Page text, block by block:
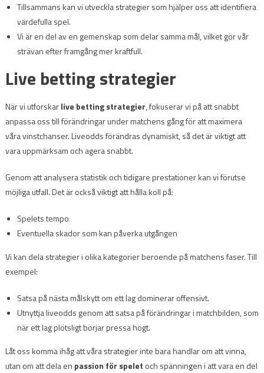
Tillsammans kan vi utveckla strategier som hjälper oss att identifiera
värdefulla spel.
Vi är en del av en gemenskap som delar samma mål, vilket gör vår
strävan efter framgång mer kraftfull.
Live betting strategier
När vi utforskarlive betting strategier, fokuserar vi på att snabbt
anpassa oss till förändringar under matchens gång för att maximera
våra vinstchanser. Liveodds förändras dynamiskt, så det är viktigt att
vara uppmärksam och agera snabbt.
Genom att analysera statistik och tidigare prestationer kan vi förutse
möjliga utfall. Det är också viktigt att hålla koll på:
Spelets tempo
Eventuella skador som kan påverka utgången
Vi kan dela strategier i olika kategorier beroende på matchens faser. Till
exempel:
Satsa på nästa målskytt om ett lag dominerar offensivt.
Utnyttja liveodds genom att satsa på förändringar i matchbilden, som
när ett lag plötsligt börjar pressa högt.
Låt oss komma ihåg att våra strategier inte bara handlar om att vinna,
utan om att dela en passion för spelet och spänningen i att vara en del